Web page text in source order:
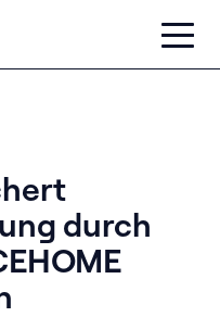
durch